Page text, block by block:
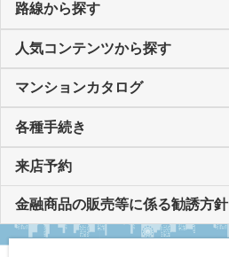
路線から探す
人気コンテンツから探す
マンションカタログ
各種手続き
来店予約
金融商品の販売等に係る勧誘方針